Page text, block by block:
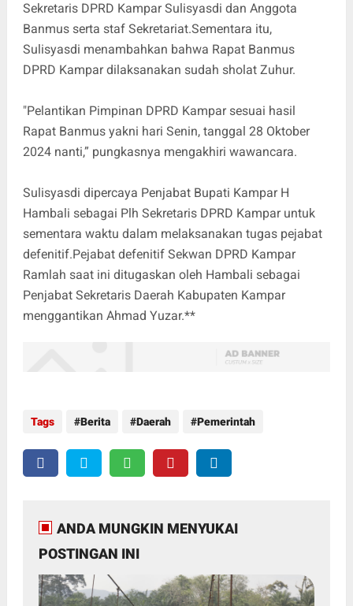
Sekretaris DPRD Kampar Sulisyasdi dan Anggota
Banmus serta staf Sekretariat.Sementara itu,
Sulisyasdi menambahkan bahwa Rapat Banmus
DPRD Kampar dilaksanakan sudah sholat Zuhur.
"Pelantikan Pimpinan DPRD Kampar sesuai hasil
Rapat Banmus yakni hari Senin, tanggal 28 Oktober
2024 nanti,” pungkasnya mengakhiri wawancara.
Sulisyasdi dipercaya Penjabat Bupati Kampar H
Hambali sebagai Plh Sekretaris DPRD Kampar untuk
sementara waktu dalam melaksanakan tugas pejabat
defenitif.Pejabat defenitif Sekwan DPRD Kampar
Ramlah saat ini ditugaskan oleh Hambali sebagai
Penjabat Sekretaris Daerah Kabupaten Kampar
menggantikan Ahmad Yuzar.**
Tags Berita Daerah Pemerintah
ANDA MUNGKIN MENYUKAI
POSTINGAN INI